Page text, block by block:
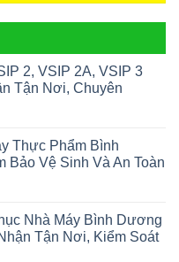
2, VSIP 2A, VSIP 3
Tận Nơi, Chuyên
Thực Phẩm Bình
Bảo Vệ Sinh Và An Toàn
Nhà Máy Bình Dương
Tận Nơi, Kiểm Soát